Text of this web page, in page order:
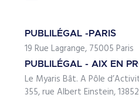
PUBLILÉGAL -PARIS
19 Rue Lagrange, 75005 Paris
PUBLILÉGAL - AIX EN
Le Myaris Bât. A Pôle
355, rue Albert Einstein,